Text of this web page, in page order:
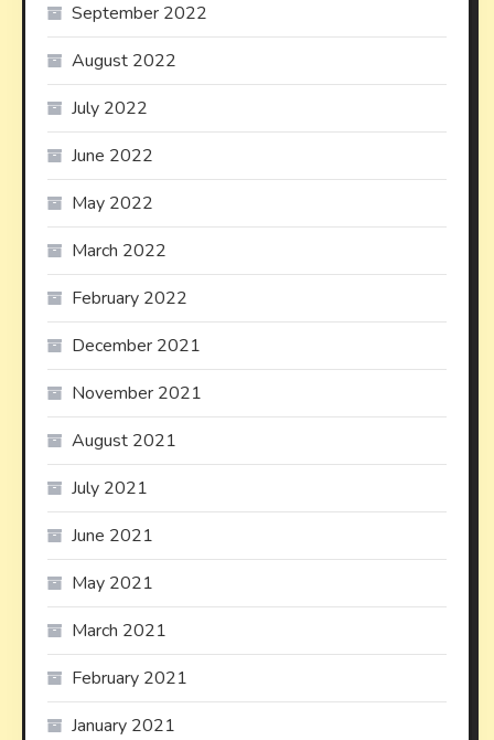
September 2022
August 2022
July 2022
June 2022
May 2022
March 2022
February 2022
December 2021
November 2021
August 2021
July 2021
June 2021
May 2021
March 2021
February 2021
January 2021